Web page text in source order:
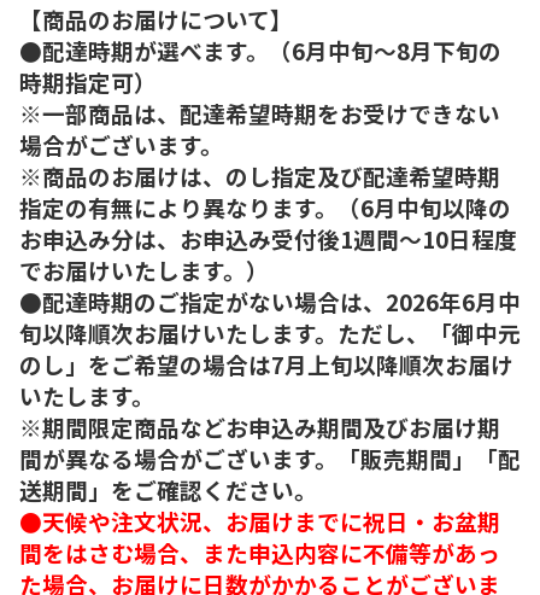
【商品のお届けについて】
●配達時期が選べます。（6月中旬～8月下旬の
時期指定可）
※一部商品は、配達希望時期をお受けできない
場合がございます。
※商品のお届けは、のし指定及び配達希望時期
指定の有無により異なります。（6月中旬以降の
お申込み分は、お申込み受付後1週間～10日程度
でお届けいたします。）
●配達時期のご指定がない場合は、2026年6月中
旬以降順次お届けいたします。ただし、「御中元
のし」をご希望の場合は7月上旬以降順次お届け
いたします。
※期間限定商品などお申込み期間及びお届け期
間が異なる場合がございます。「販売期間」「配
送期間」をご確認ください。
●天候や注文状況、お届けまでに祝日・お盆期
間をはさむ場合、また申込内容に不備等があっ
た場合、お届けに日数がかかることがございま